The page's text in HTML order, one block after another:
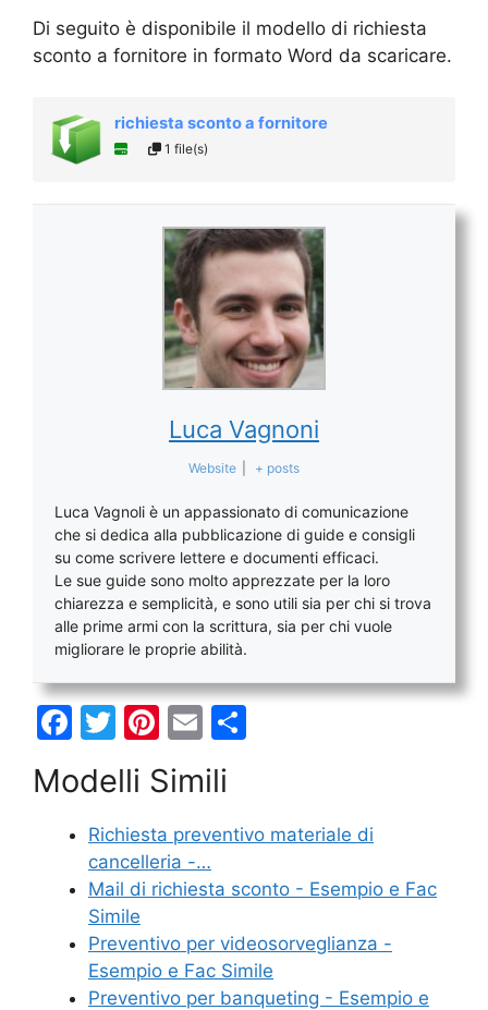
Di seguito è disponibile il modello di richiesta
sconto a fornitore in formato Word da scaricare.
richiesta sconto a fornitore
1 file(s)
Luca Vagnoni
Website + posts
Luca Vagnoli è un appassionato di comunicazione
che si dedica alla pubblicazione di guide e consigli
su come scrivere lettere e documenti efficaci.
Le sue guide sono molto apprezzate per la loro
chiarezza e semplicità, e sono utili sia per chi si trova
alle prime armi con la scrittura, sia per chi vuole
migliorare le proprie abilità.
F
c
e
b
o
o
k
T
w
itt
er
Pi
nt
er
e
st
E
m
ai
l
di
di
Modelli Simili
Richiesta preventivo materiale di
cancelleria -…
Mail di richiesta sconto - Esempio e Fac
Simile
Preventivo per videosorveglianza -
Esempio e Fac Simile
Preventivo per banqueting - Esempio e